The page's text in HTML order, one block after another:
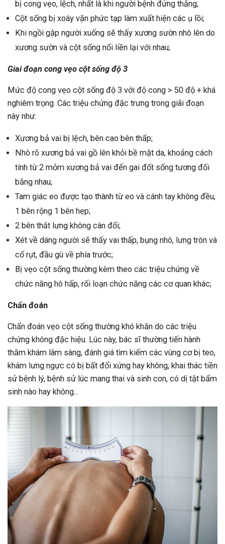
bị cong vẹo, lệch, nhất là khi người bệnh đứng thẳng;
Cột sống bị xoáy vặn phức tạp làm xuất hiện các ụ lồi;
Khi ngồi gập người xuống sẽ thấy xương sườn nhô lên do
xương sườn và cột sống nối liền lại với nhau;
Giai đoạn cong vẹo cột sống độ 3
Mức độ cong vẹo cột sống độ 3 với độ cong > 50 độ + khá
nghiêm trọng. Các triệu chứng đặc trưng trong giãi đoạn
này như:
Xương bả vai bị lệch, bên cao bên thấp;
Nhô rõ xương bả vai gồ lên khỏi bề mặt da, khoảng cách
tính từ 2 mỏm xương bả vai đến gai đốt sống tương đối
bằng nhau;
Tam giác eo được tạo thành từ eo và cánh tay không đều,
1 bên rộng 1 bên hẹp;
2 bên thắt lưng không cân đối;
Xét về dáng người sẽ thấy vai thấp, bụng nhô, lưng tròn và
cổ rụt, đầu gù về phía trước;
Bị vẹo cột sống thường kèm theo các triệu chứng về
chức năng hô hấp, rối loạn chức năng các cơ quan khác;
Chẩn đoán
Chẩn đoán vẹo cột sống thường khó khăn do các triệu
chứng không đặc hiệu. Lúc này, bác sĩ thường tiến hành
thăm khám lâm sàng, đánh giá tìm kiếm các vùng cơ bị teo,
khám lưng ngực có bị bất đối xứng hay không, khai thác tiền
sử bệnh lý, bệnh sử lúc mang thai và sinh con, có dị tật bẩm
sinh nào hay không...